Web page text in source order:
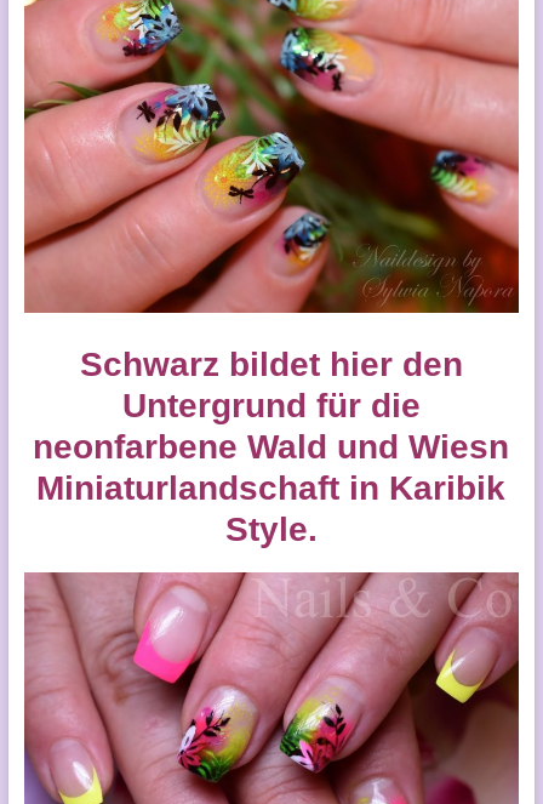
Schwarz bildet hier den
Untergrund für die
neonfarbene Wald und Wiesn
Miniaturlandschaft in Karibik
Style.